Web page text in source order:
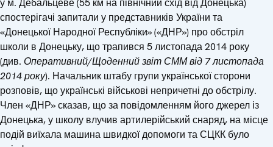
у м. Дебальцеве (55 км на північний схід від Донецька)
спостерігачі запитали у представників України та
«Донецької Народної Республіки» («ДНР») про обстріл
школи в Донецьку, що трапився 5 листопада 2014 року
(див. Оперативний/Щоденний звіт СММ від 7 листопада
2014 року). Начальник штабу групи української сторони
розповів, що українські військові непричетні до обстрілу.
Член «ДНР» сказав, що за повідомленням його джерел із
Донецька, у школу влучив артилерійський снаряд, на місце
подій виїхала машина швидкої допомоги та СЦКК було